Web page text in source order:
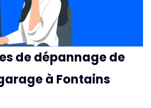
de dépannage de
à Fontains